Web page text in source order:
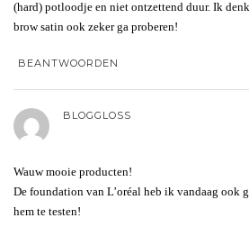
(hard) potloodje en niet ontzettend duur. Ik
brow satin ook zeker ga proberen!
BEANTWOORDEN
BLOGGLOSS
Wauw mooie producten!
De foundation van L’oréal heb ik vandaag ook
hem te testen!